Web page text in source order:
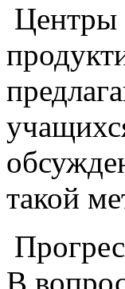
Центры
такой
В